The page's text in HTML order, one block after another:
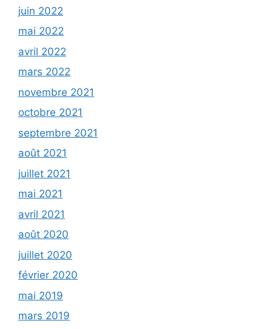
juin 2022
mai 2022
avril 2022
mars 2022
novembre 2021
octobre 2021
septembre 2021
août 2021
juillet 2021
mai 2021
avril 2021
août 2020
juillet 2020
février 2020
mai 2019
mars 2019